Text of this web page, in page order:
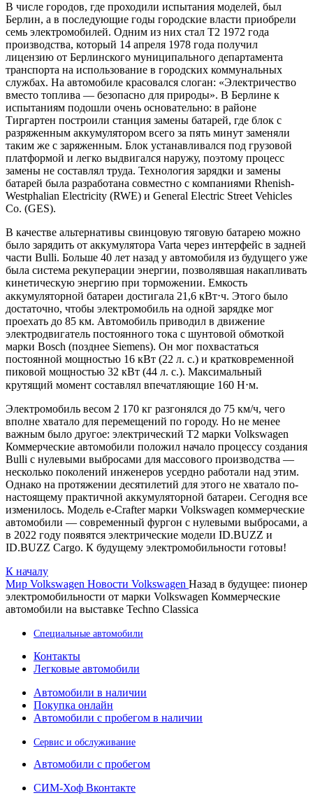
В числе городов, где проходили испытания моделей, был
Берлин, а в последующие годы городские власти приобрели
семь электромобилей. Одним из них стал T2 1972 года
производства, который 14 апреля 1978 года получил
лицензию от Берлинского муниципального департамента
транспорта на использование в городских коммунальных
службах. На автомобиле красовался слоган: «Электричество
вместо топлива — безопасно для природы». В Берлине к
испытаниям подошли очень основательно: в районе
Тиргартен построили станция замены батарей, где блок с
разряженным аккумулятором всего за пять минут заменяли
таким же с заряженным. Блок устанавливался под грузовой
платформой и легко выдвигался наружу, поэтому процесс
замены не составлял труда. Технология зарядки и замены
батарей была разработана совместно с компаниями Rhenish-
Westphalian Electricity (RWE) и General Electric Street Vehicles
Co. (GES).
В качестве альтернативы свинцовую тяговую батарею можно
было зарядить от аккумулятора Varta через интерфейс в задней
части Bulli. Больше 40 лет назад у автомобиля из будущего уже
была система рекуперации энергии, позволявшая накапливать
кинетическую энергию при торможении. Емкость
аккумуляторной батареи достигала 21,6 кВт⋅ч. Этого было
достаточно, чтобы электромобиль на одной зарядке мог
проехать до 85 км. Автомобиль приводил в движение
электродвигатель постоянного тока с шунтовой обмоткой
марки Bosch (позднее Siemens). Он мог похвастаться
постоянной мощностью 16 кВт (22 л. с.) и кратковременной
пиковой мощностью 32 кВт (44 л. с.). Максимальный
крутящий момент составлял впечатляющие 160 Н⋅м.
Электромобиль весом 2 170 кг разгонялся до 75 км/ч, чего
вполне хватало для перемещений по городу. Но не менее
важным было другое: электрический Т2 марки Volkswagen
Коммерческие автомобили положил начало процессу создания
Bulli с нулевыми выбросами для массового производства —
несколько поколений инженеров усердно работали над этим.
Однако на протяжении десятилетий для этого не хватало по-
настоящему практичной аккумуляторной батареи. Сегодня все
изменилось. Модель e-Crafter марки Volkswagen коммерческие
автомобили — современный фургон с нулевыми выбросами, а
в 2022 году появятся электрические модели ID.BUZZ и
ID.BUZZ Cargo. К будущему электромобильности готовы!
К началу
Мир Volkswagen Новости Volkswagen Назад в будущее: пионер
электромобильности от марки Volkswagen Коммерческие
автомобили на выставке Techno Classica
Специальные автомобили
Контакты
Легковые автомобили
Автомобили в наличии
Покупка онлайн
Автомобили с пробегом в наличии
Сервис и обслуживание
Автомобили с пробегом
СИМ-Хоф Вконтакте